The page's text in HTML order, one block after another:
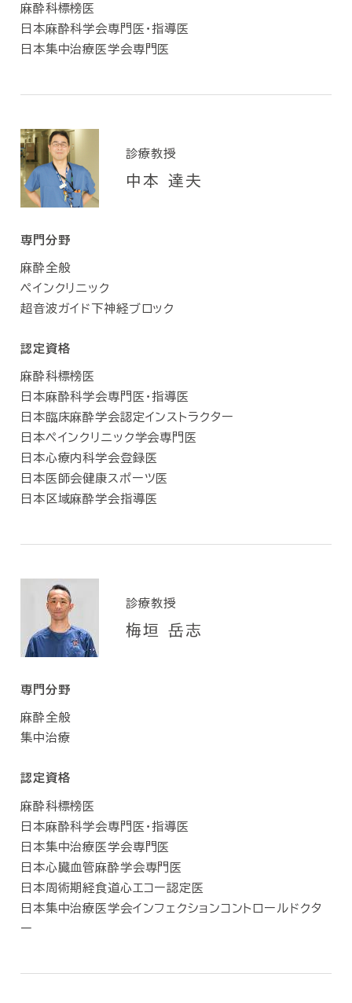
麻酔科標榜医
日本麻酔科学会専門医・指導医
日本集中治療医学会専門医
診療教授
中本 達夫
専門分野
麻酔全般
ペインクリニック
超音波ガイド下神経ブロック
認定資格
麻酔科標榜医
日本麻酔科学会専門医・指導医
日本臨床麻酔学会認定インストラクター
日本ペインクリニック学会専門医
日本心療内科学会登録医
日本医師会健康スポーツ医
日本区域麻酔学会指導医
診療教授
梅垣 岳志
専門分野
麻酔全般
集中治療
認定資格
麻酔科標榜医
日本麻酔科学会専門医・指導医
日本集中治療医学会専門医
日本心臓血管麻酔学会専門医
日本周術期経食道心エコー認定医
日本集中治療医学会インフェクションコントロールドクタ
ー